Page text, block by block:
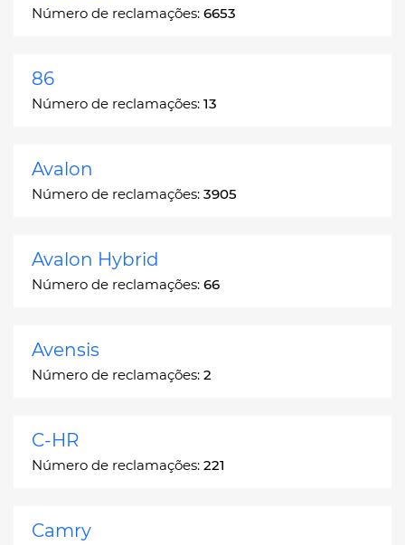
Número de reclamações: 6653
86
Número de reclamações: 13
Avalon
Número de reclamações: 3905
Avalon Hybrid
Número de reclamações: 66
Avensis
Número de reclamações: 2
C-HR
Número de reclamações: 221
Camry